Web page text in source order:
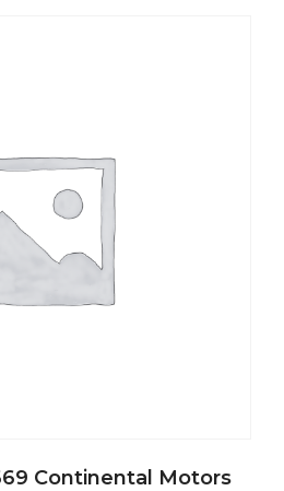
Continental Motors